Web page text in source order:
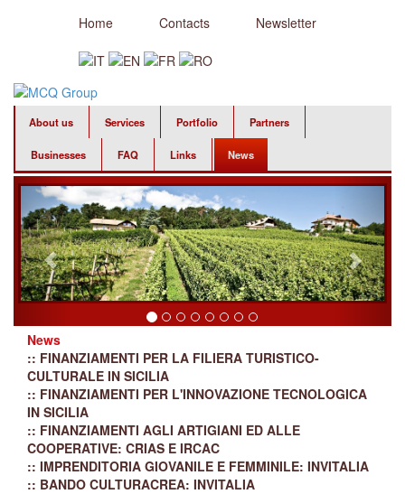
Home Contacts Newsletter
About us Services Portfolio Partners
Businesses FAQ Links News
News
:: FINANZIAMENTI PER LA FILIERA TURISTICO-
CULTURALE IN SICILIA
:: FINANZIAMENTI PER L'INNOVAZIONE TECNOLOGICA
IN SICILIA
:: FINANZIAMENTI AGLI ARTIGIANI ED ALLE
COOPERATIVE: CRIAS E IRCAC
:: IMPRENDITORIA GIOVANILE E FEMMINILE: INVITALIA
:: BANDO CULTURACREA: INVITALIA